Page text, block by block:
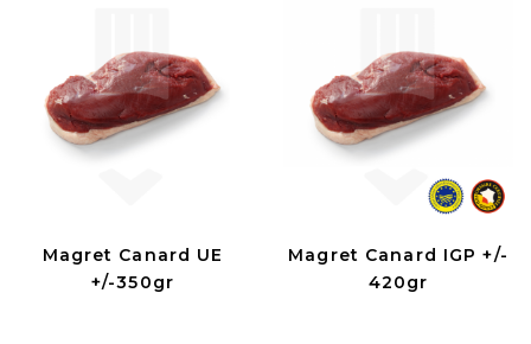
Magret Canard UE
+/-350gr
Magret Canard IGP +/-
420gr